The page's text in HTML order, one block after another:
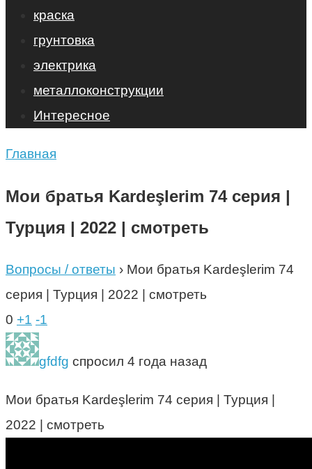
краска
грунтовка
электрика
металлоконструкции
Интересное
Главная
Мои братья Kardeşlerim 74 серия |
Турция | 2022 | смотреть
Вопросы / ответы › Мои братья Kardeşlerim 74
серия | Турция | 2022 | смотреть
0 +1 -1
gfdfg спросил 4 года назад
Мои братья Kardeşlerim 74 серия | Турция |
2022 | смотреть